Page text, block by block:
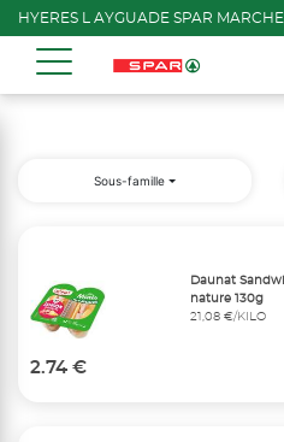
HYERES L AYGUADE SPAR MARCHE
Sous-famille
Daunat
nature 130g
21,08 €/KILO
2.74 €